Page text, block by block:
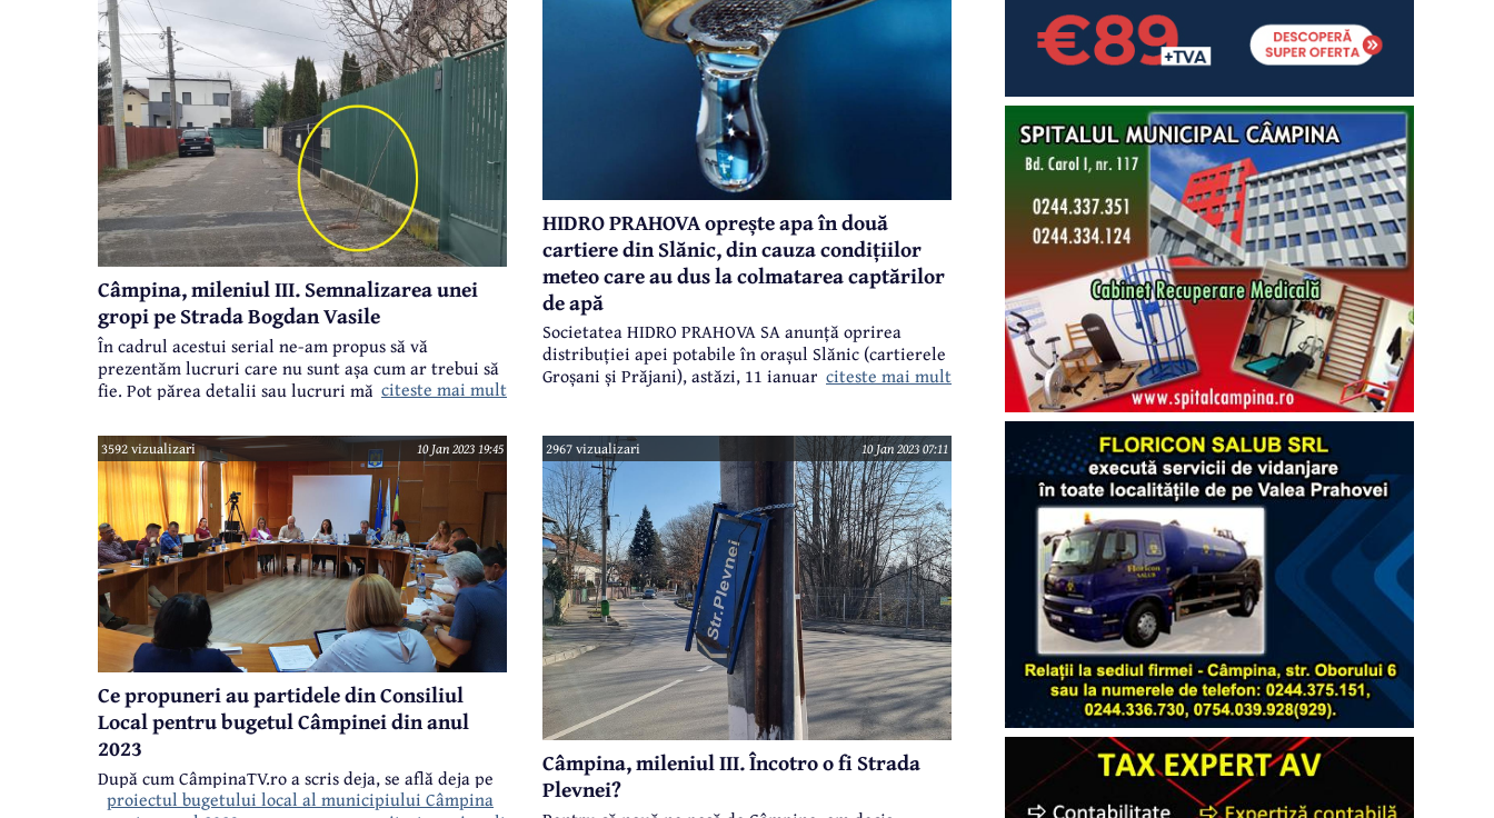
Câmpina, mileniul III. Semnalizarea unei
gropi pe Strada Bogdan Vasile
În cadrul acestui serial ne-am propus să vă
prezentăm lucruri care nu sunt așa cum ar trebui să
fie. Pot părea detalii sau lucruri mărunte, dar ar
diferența de multe ori. Acesta este un serial în care
vom atrage atenția asupra unor lucruri care nouă nu
ni se par în regulă și promitem să revenim asupra
fiecărui subiect în parte, dacă situația semnalată se
remediază. Sau nu...
citeste mai mult
HIDRO PRAHOVA oprește apa în două
cartiere din Slănic, din cauza condițiilor
meteo care au dus la colmatarea captărilor
de apă
Societatea HIDRO PRAHOVA SA anunță oprirea
distribuției apei potabile în orașul Slănic (cartierele
Groșani și Prăjani), astăzi, 11 ianuarie 2023, din
ianuarie 2023, care au dus la colmatarea captărilor
de la Stațiile de tratare a apei Ștefești și Schiulești.
citeste mai mult
3592 vizualizari 10 Jan 2023 19:45
Ce propuneri au partidele din Consiliul
Local pentru bugetul Câmpinei din anul
2023
După cum CâmpinaTV.ro a scris deja,
proiectul bugetului local al municipiului Câmpina
se află deja pe
site-ul instituției, în procedura impusă de lege
2967 vizualizari 10 Jan 2023 07:11
Câmpina, mileniul III. Încotro o fi Strada
Plevnei?